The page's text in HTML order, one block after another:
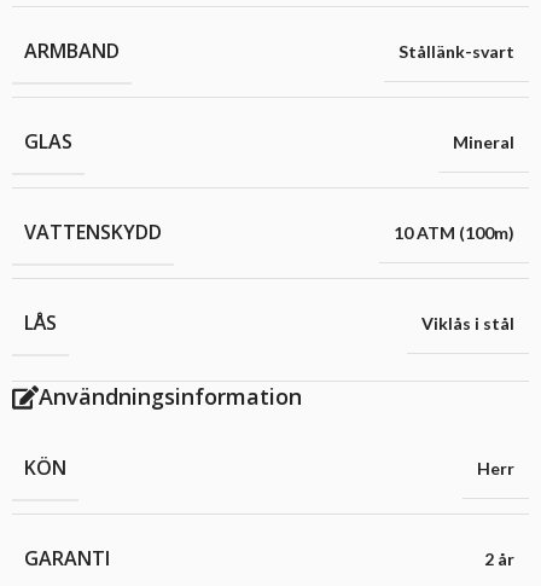
ARMBAND Stållänk-svart
GLAS Mineral
VATTENSKYDD 10 ATM (100m)
LÅS Viklås i stål
Användningsinformation
KÖN Herr
GARANTI 2 år